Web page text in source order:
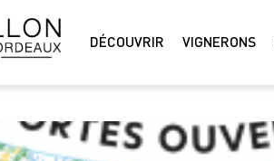
DÉCOUVRIR VIGNERONS